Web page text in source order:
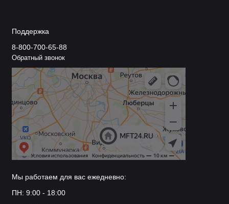
Поддержка
8-800-700-65-88
Обратный звонок
Мы работаем для вас ежедневно:
ПН: 9:00 - 18:00